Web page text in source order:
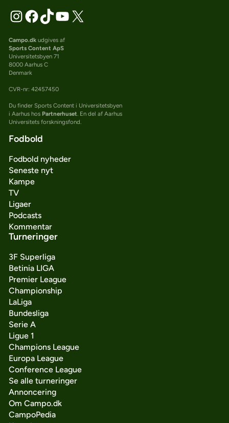
Campo.dkudgives af
Sports Content ApS
Universitetsbyen 71
8000 Aarhus C
Denmark
CVR-nr: 42457450
Du finder Sports Content i Universitetsbyen
i Aarhus hos Partnerhuset . En del af Aarhus
Universitets forskningsfond.
Fodbold
Fodbold nyheder
Seneste nyt
Kampe
TV
Ligaer
Podcasts
Kommentar
Turneringer
3F Superliga
Betinia LIGA
Premier League
Championship
LaLiga
Bundesliga
Serie A
Ligue 1
Champions League
Europa League
Conference League
Se alle turneringer
Annoncering
Om Campo.dk
CampoPedia